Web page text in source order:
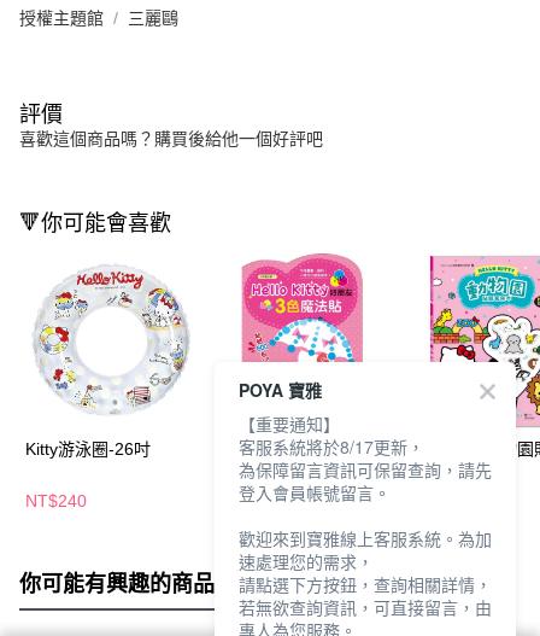
授權主題館 三麗鷗
評價
喜歡這個商品嗎？購買後給他一個好評吧
🔻你可能會喜歡
Kitty游泳圈-26吋
NT$240
Hello Kitty好朋友三色
魔法貼
NT$144
Hello Kitty動物園
著色本
你可能有興趣的商品 全站排行
POYA 寶雅
【重要通知】
客服系統將於8/17更新，
為保障留言資訊可保留查詢，請先
登入會員帳號留言。
歡迎來到寶雅線上客服系統。為加
速處理您的需求，
請點選下方按鈕，查詢相關詳情，
若無欲查詢資訊，可直接留言，由
專人為您服務。